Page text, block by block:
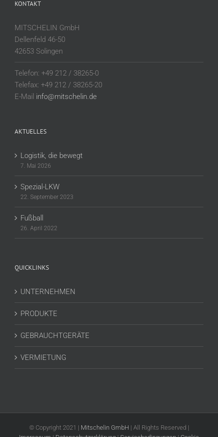
KONTAKT
MITSCHELIN GmbH
Dellenfeld 46-50
42653 Solingen
Telefon: +49 212 / 38265-0
Telefax: +49 212 / 38265-20
E-Mail info@mitschelin.de
AKTUELLES
Logistik, die bewegt
7. Mai 2026
Spezial-LKW
22. September 2023
Fußball
26. April 2022
QUICKLINKS
UNTERNEHMEN
PRODUKTE
GEBRAUCHTGERÄTE
VERMIETUNG
© Copyright 2021 | Mitschelin GmbH | All Rights Reserved |